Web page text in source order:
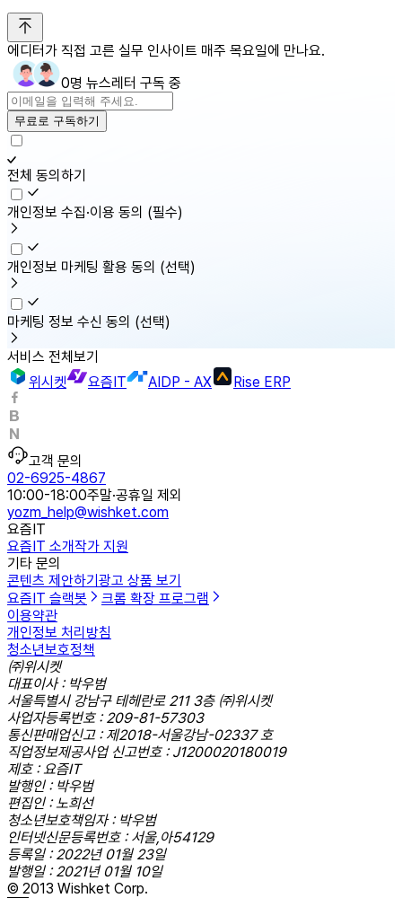
에디터가 직접 고른 실무 인사이트 매주 목요일에 만나요.
0명 뉴스레터 구독 중
무료로 구독하기
전체 동의하기
개인정보 수집·이용 동의 (필수)
개인정보 마케팅 활용 동의 (선택)
마케팅 정보 수신 동의 (선택)
서비스 전체보기
위시켓
요즘IT AIDP - AX Rise ERP
고객 문의
02-6925-4867
10:00-18:00주말·공휴일 제외
yozm_help@wishket.com
요즘IT
요즘IT 소개작가 지원
기타 문의
콘텐츠 제안하기광고 상품 보기
요즘IT 슬랙봇
크롬 확장 프로그램
이용약관
개인정보 처리방침
청소년보호정책
㈜위시켓
대표이사 : 박우범
서울특별시 강남구 테헤란로 211 3층 ㈜위시켓
사업자등록번호 : 209-81-57303
통신판매업신고 : 제2018-서울강남-02337 호
직업정보제공사업 신고번호 : J1200020180019
제호 : 요즘IT
발행인 : 박우범
편집인 : 노희선
청소년보호책임자 : 박우범
인터넷신문등록번호 : 서울,아54129
등록일 : 2022년 01월 23일
발행일 : 2021년 01월 10일
© 2013 Wishket Corp.